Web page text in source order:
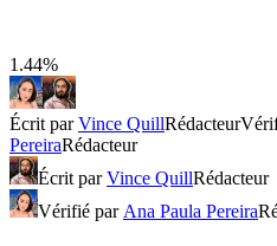
1.44%
Écrit parVince QuillRédacteur
PereiraRédacteur
Écrit parVince QuillRédacteur
Vérifié par Ana Paula Pereira